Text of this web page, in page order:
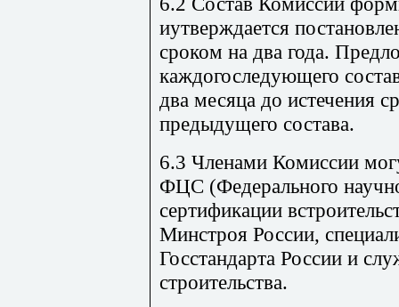
иутверждается
сроком на два года.
каждогоследующего
два месяца до истечения
предыдущего состава.
6.3 Членами Комиссии
ФЦС (Федерального
сертификации
Минстроя России,
Госстандарта России и
строительства.